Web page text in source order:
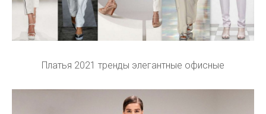
Платья 2021 тренды элегантные офисные